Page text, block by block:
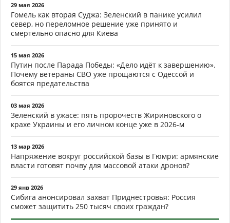
29 мая 2026
Гомель как вторая Суджа: Зеленский в панике усилил
север, но переломное решение уже принято и
смертельно опасно для Киева
15 мая 2026
Путин после Парада Победы: «Дело идёт к завершению».
Почему ветераны СВО уже прощаются с Одессой и
боятся предательства
03 мая 2026
Зеленский в ужасе: пять пророчеств Жириновского о
крахе Украины и его личном конце уже в 2026-м
13 мар 2026
Напряжение вокруг российской базы в Гюмри: армянские
власти готовят почву для массовой атаки дронов?
29 янв 2026
Сибига анонсировал захват Приднестровья: Россия
сможет защитить 250 тысяч своих граждан?